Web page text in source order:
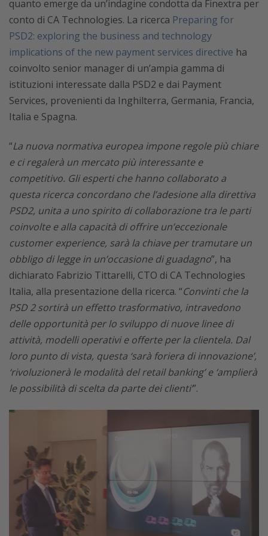
quanto emerge da un’indagine condotta da Finextra per
conto di CA Technologies. La ricerca Preparing for
PSD2: exploring the business and technology
implications of the new payment services directive ha
coinvolto senior manager di un’ampia gamma di
istituzioni interessate dalla PSD2 e dai Payment
Services, provenienti da Inghilterra, Germania, Francia,
Italia e Spagna.
“La nuova normativa europea impone regole più chiare
e ci regalerà un mercato più interessante e
competitivo. Gli esperti che hanno collaborato a
questa ricerca concordano che l’adesione alla direttiva
PSD2, unita a uno spirito di collaborazione tra le parti
coinvolte e alla capacità di offrire un’eccezionale
customer experience, sarà la chiave per tramutare un
obbligo di legge in un’occasione di guadagno”, ha
dichiarato Fabrizio Tittarelli, CTO di CA Technologies
Italia, alla presentazione della ricerca. “Convinti che la
PSD 2 sortirà un effetto trasformativo, intravedono
delle opportunità per lo sviluppo di nuove linee di
attività, modelli operativi e offerte per la clientela. Dal
loro punto di vista, questa ‘sarà foriera di innovazione’,
‘rivoluzionerà le modalità del retail banking’ e ‘amplierà
le possibilità di scelta da parte dei clienti’”.